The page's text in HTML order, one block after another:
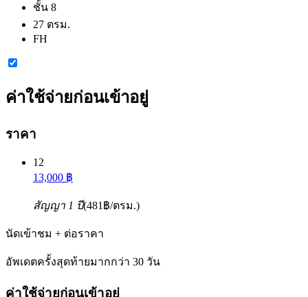
ชั้น 8
27 ตรม.
FH
ค่าใช้จ่ายก่อนเข้าอยู่
ราคา
12
13,000 ฿
สัญญา 1 ปี(481฿/ตรม.)
นัดเข้าชม + ต่อราคา
อัพเดตครั้งสุดท้ายมากกว่า 30 วัน
ค่าใช้จ่ายก่อนเข้าอยู่